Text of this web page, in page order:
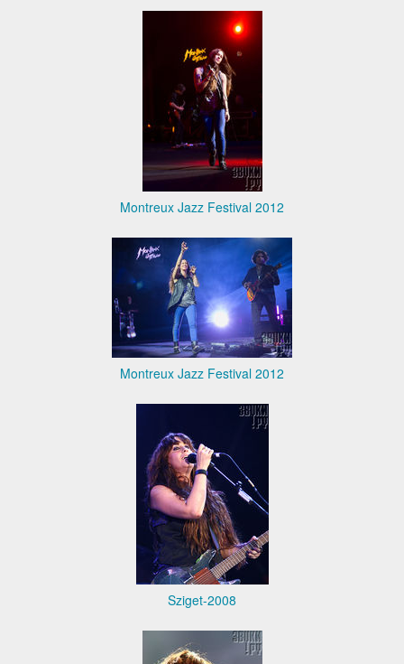
Montreux Jazz Festival 2012
Montreux Jazz Festival 2012
Sziget-2008